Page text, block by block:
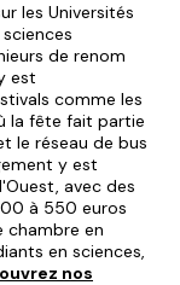
les Universités
de renom
est
comme les
la fête fait partie
le réseau de bus
y est
avec des
à 550 euros
en
en sciences,
nos